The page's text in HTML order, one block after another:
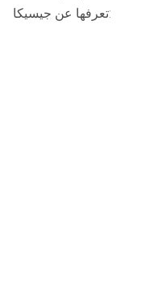
تعرفها عن جيسيكا: